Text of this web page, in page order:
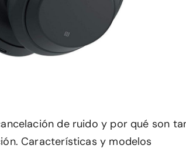
de ruido y por qué son
Características y modelos